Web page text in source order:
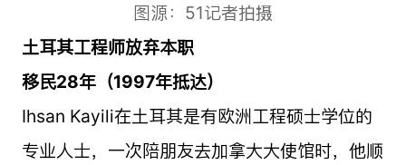
图源：51记者拍摄
土耳其工程师放弃本职
移民28年（1997年抵达）
Ihsan Kayili在土耳其是有欧洲工程硕士学位的
专业人士，一次陪朋友去加拿大大使馆时，他顺